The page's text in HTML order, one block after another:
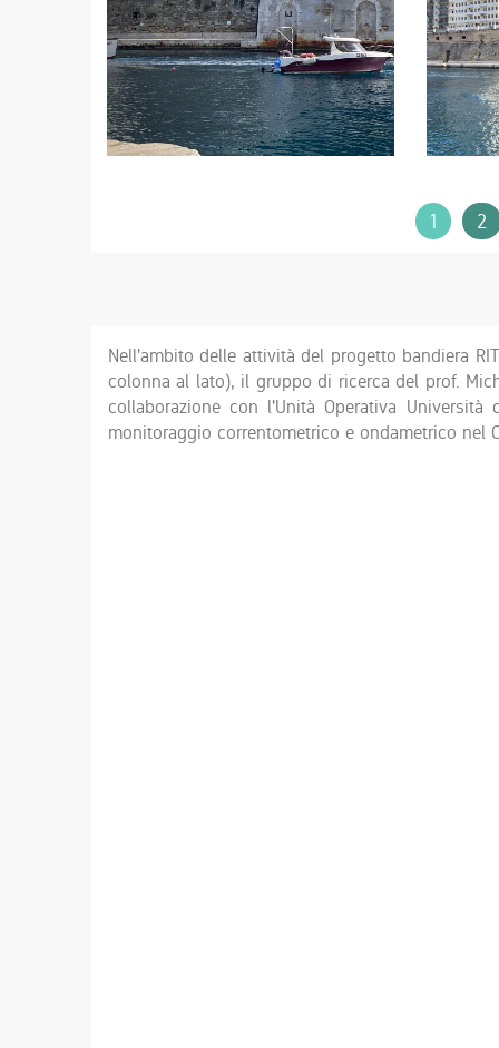
1 2
Nell'ambito delle attività del progetto bandiera
colonna al lato), il gruppo di ricerca del prof.
collaborazione con l'Unità Operativa
monitoraggio correntometrico e ondametrico nel